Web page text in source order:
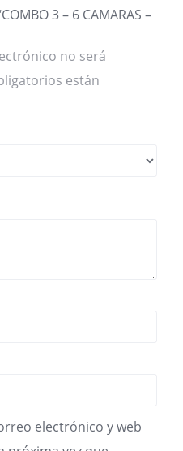
3 – 6 CAMARAS –
no será
están
electrónico y web